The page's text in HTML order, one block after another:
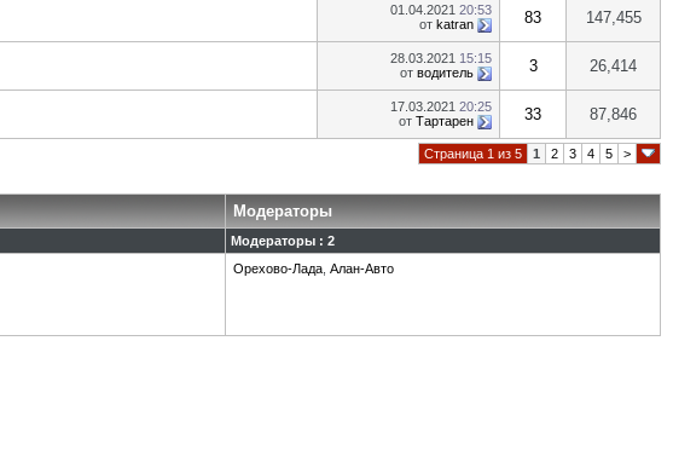
01.04.2021 20:53
от katran 83 147,455
28.03.2021 15:15
от водитель 3 26,414
17.03.2021 20:25
от Тартарен 33 87,846
Страница 1 из 5 1 2 3 4 5 >
Модераторы
Модераторы : 2
Орехово-Лада Алан-Авто